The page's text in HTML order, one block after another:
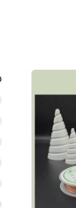
ou sur Échap
100
20